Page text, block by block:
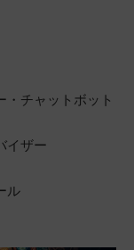
・チャットボット
イザー
ル